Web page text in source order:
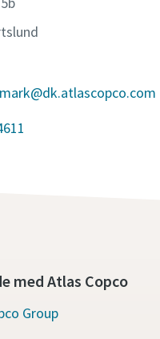
med Atlas Copco
Group